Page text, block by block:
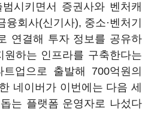
시키면서 증권사와 벤처캐
회사(신기사), 중소·벤처기
연결해 투자 정보를 공유하
하는 인프라를 구축한다는
업으로 출발해 700억원의
네이버가 이번에는 다음 세
는 플랫폼 운영자로 나섰다